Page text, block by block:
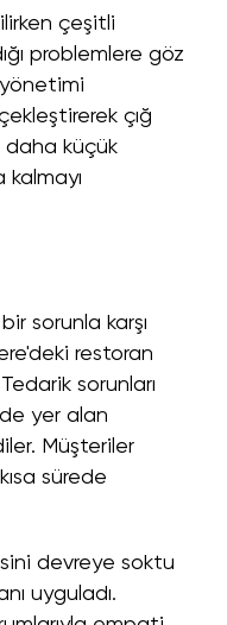
çeşitli
problemlere göz
çığ
daha küçük
sorunla karşı
restoran
sorunları
yer alan
Müşteriler
sürede
devreye soktu
uyguladı.